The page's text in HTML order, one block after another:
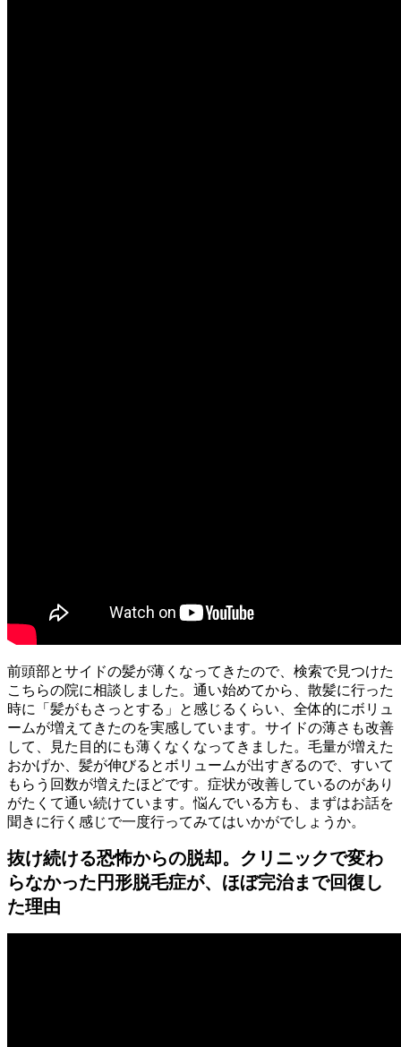
前頭部とサイドの髪が薄くなってきたので、検索で見つけた
こちらの院に相談しました。通い始めてから、散髪に行った
時に「髪がもさっとする」と感じるくらい、全体的にボリュ
ームが増えてきたのを実感しています。サイドの薄さも改善
して、見た目的にも薄くなくなってきました。毛量が増えた
おかげか、髪が伸びるとボリュームが出すぎるので、すいて
もらう回数が増えたほどです。症状が改善しているのがあり
がたくて通い続けています。悩んでいる方も、まずはお話を
聞きに行く感じで一度行ってみてはいかがでしょうか。
抜け続ける恐怖からの脱却。クリニックで変わ
らなかった円形脱毛症が、ほぼ完治まで回復し
た理由